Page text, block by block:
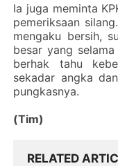
‎Ia juga meminta
pemeriksaan
mengaku bersih,
besar yang
berhak tahu
sekadar angka
pungkasnya.
‎(Tim)
RELATED